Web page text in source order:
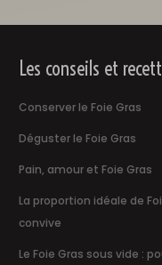
Les conseils et
Conserver le Foie Gras
Déguster le Foie Gras
Pain, amour et Foie Gras
La proportion idéale de
convive
Le Foie Gras sous vide :